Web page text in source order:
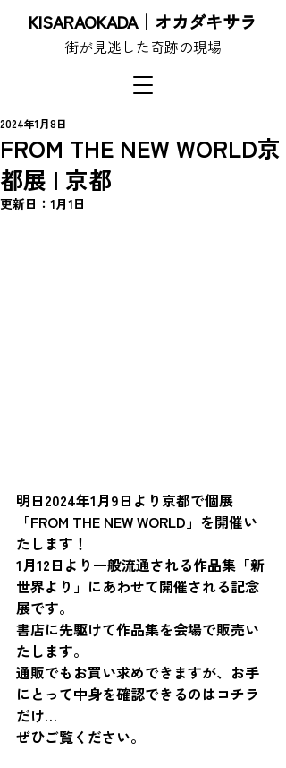
KISARAOKADA｜オカダキサラ
街が見逃した奇跡の現場
FROM THE NEW WORLD京
都展 | 京都
2024年1月8日
更新日： 1月1日
明日2024年1月9日より京都で個展
「FROM THE NEW WORLD」を開催い
たします！
1月12日より一般流通される作品集「新
世界より」にあわせて開催される記念
展です。
書店に先駆けて作品集を会場で販売い
たします。
通販でもお買い求めできますが、お手
にとって中身を確認できるのはコチラ
だけ…
ぜひご覧ください。